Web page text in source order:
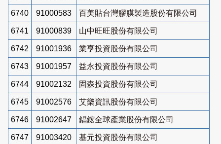
6740 91000583 百美貼台灣膠膜製造股份有限公司
6741 91000839 山中旺旺股份有限公司
6742 91001936 業亨投資股份有限公司
6743 91001957 益永投資股份有限公司
6744 91002132 固森投資股份有限公司
6745 91002576 艾樂資訊股份有限公司
6746 91002647 錩鋐全球產業股份有限公司
6747 91003420 基元投資股份有限公司